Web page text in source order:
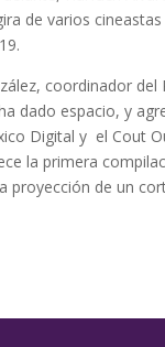
de varios
coordinador
dado espacio, y
Digital y el Cout
la primera
proyección de un